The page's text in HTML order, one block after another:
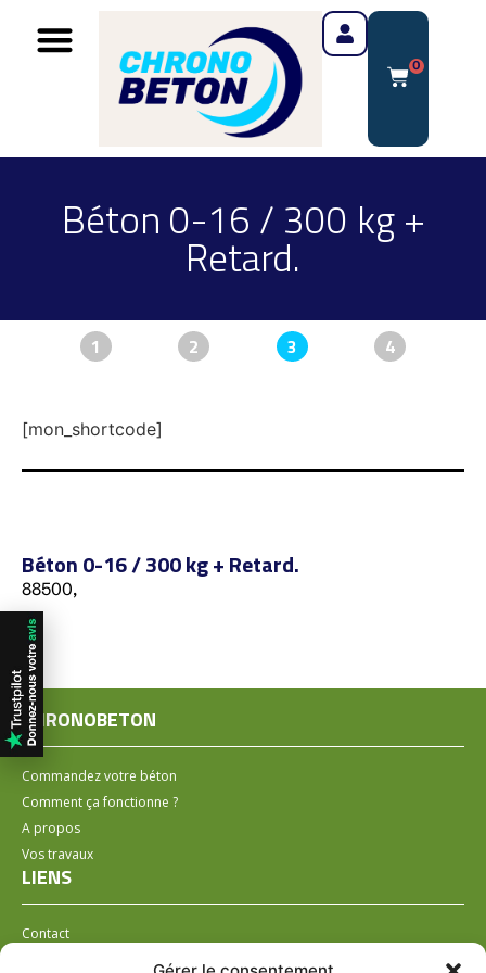
0
Béton 0-16 / 300 kg +
Retard.
1 2 3 4
[mon_shortcode]
Béton 0-16 / 300 kg + Retard.
88500,
CHRONOBETON
Commandez votre béton
Comment ça fonctionne ?
A propos
Vos travaux
LIENS
Contact